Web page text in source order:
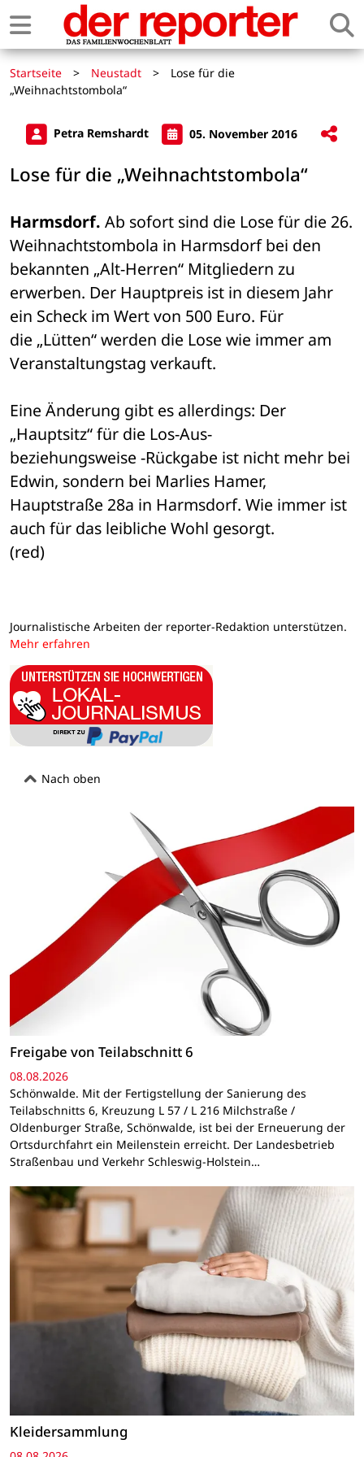
Startseite > Neustadt >
Lose für die
„Weihnachtstombola“
Petra Remshardt 05. November 2016
Lose für die „Weihnachtstombola“
Harmsdorf. Ab sofort sind die Lose für die 26.
Weihnachtstombola in Harmsdorf bei den
bekannten „Alt-Herren“ Mitgliedern zu
erwerben. Der Hauptpreis ist in diesem Jahr
ein Scheck im Wert von 500 Euro. Für
die „Lütten“ werden die Lose wie immer am
Veranstaltungstag verkauft.
Eine Änderung gibt es allerdings: Der
„Hauptsitz“ für die Los-Aus-
beziehungsweise -Rückgabe ist nicht mehr bei
Edwin, sondern bei Marlies Hamer,
Hauptstraße 28a in Harmsdorf. Wie immer ist
auch für das leibliche Wohl gesorgt.
(red)
Journalistische Arbeiten der reporter-Redaktion unterstützen.
Mehr erfahren
Nach oben
Freigabe von Teilabschnitt 6
08.08.2026
Schönwalde. Mit der Fertigstellung der Sanierung des
Teilabschnitts 6, Kreuzung L 57 / L 216 Milchstraße /
Oldenburger Straße, Schönwalde, ist bei der Erneuerung der
Ortsdurchfahrt ein Meilenstein erreicht. Der Landesbetrieb
Straßenbau und Verkehr Schleswig-Holstein…
Kleidersammlung